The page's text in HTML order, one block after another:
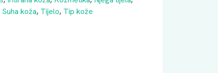
Suha koža, Tijelo, Tip kože